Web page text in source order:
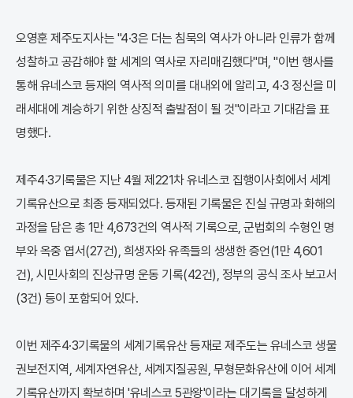
오영훈 제주도지사는 "4·3은 더는 침묵의 역사가 아니라 인류가 함께
성찰하고 공감해야 할 세계의 역사로 자리매김했다"며, "이번 행사를
통해 유네스코 등재의 역사적 의미를 대내외에 알리고, 4·3 정신을 미
래세대에 계승하기 위한 상징적 출발점이 될 것"이라고 기대감을 표
명했다.
제주4·3기록물은 지난 4월 제221차 유네스코 집행이사회에서 세계
기록유산으로 최종 등재되었다. 등재된 기록물은 진실 규명과 화해의
과정을 담은 총 1만 4,673건의 역사적 기록으로, 군법회의 수형인 명
부와 옥중 엽서(27건), 희생자와 유족들의 생생한 증언(1만 4,601
건), 시민사회의 진상규명 운동 기록(42건), 정부의 공식 조사 보고서
(3건) 등이 포함되어 있다.
이번 제주4·3기록물의 세계기록유산 등재로 제주도는 유네스코 생물
권보전지역, 세계자연유산, 세계지질공원, 무형문화유산에 이어 세계
기록유산까지 확보하며 '유네스코 5관왕'이라는 대기록을 달성하게